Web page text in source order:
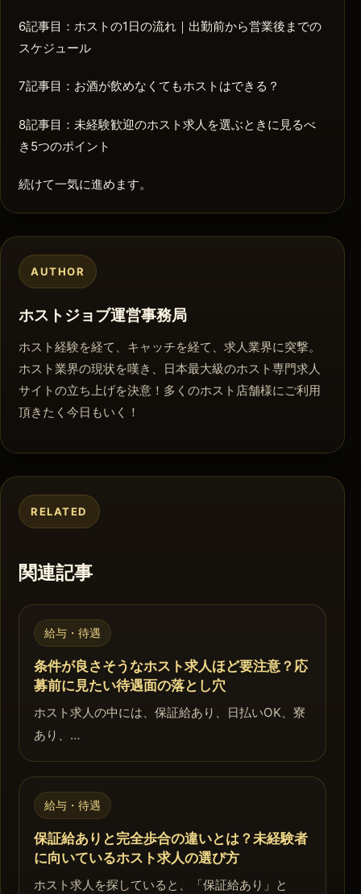
6記事目：ホストの1日の流れ｜出勤前から営業後までの
スケジュール
7記事目：お酒が飲めなくてもホストはできる？
8記事目：未経験歓迎のホスト求人を選ぶときに見るべ
き5つのポイント
続けて一気に進めます。
AUTHOR
ホストジョブ運営事務局
ホスト経験を経て、キャッチを経て、求人業界に突撃。
ホスト業界の現状を嘆き、日本最大級のホスト専門求人
サイトの立ち上げを決意！多くのホスト店舗様にご利用
頂きたく今日もいく！
RELATED
関連記事
給与・待遇
条件が良さそうなホスト求人ほど要注意？応
募前に見たい待遇面の落とし穴
ホスト求人の中には、保証給あり、日払いOK、寮
あり、…
給与・待遇
保証給ありと完全歩合の違いとは？未経験者
に向いているホスト求人の選び方
ホスト求人を探していると、「保証給あり」と